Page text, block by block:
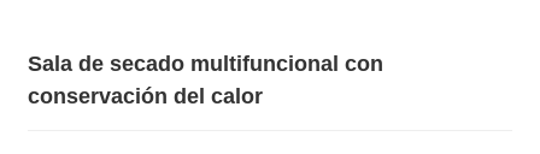
Sala de secado multifuncional con
conservación del calor